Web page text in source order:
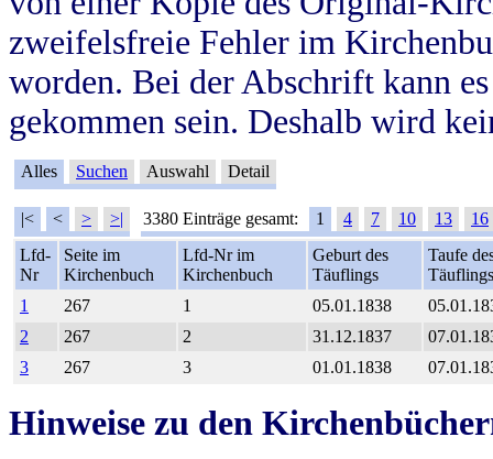
zweifelsfreie Fehler im
worden. Bei der Abschrift kann
gekommen sein. Deshalb wird
Alles Suchen Auswahl Detail
|< < > >| 3380 Einträge gesamt: 1 4 7 10 13
16
Lfd-
Nr
Seite im
Kirchenbuch
Lfd-Nr im
Kirchenbuch
Geburt des
Täuflings
Taufe
Täuflings
1
267 1 05.01.1838
2
267 2 31.12.1837
3
267 3 01.01.1838
Hinweise zu den